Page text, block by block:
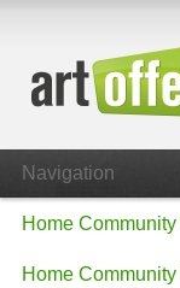
Navigation
Home Community
Home Community